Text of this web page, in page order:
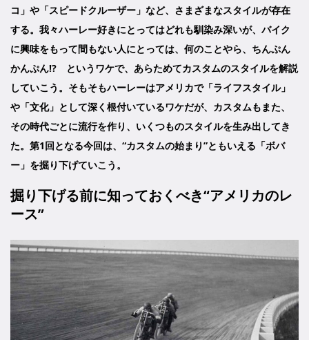
コ」や「スピードクルーザー」など、さまざまなスタイルが存在
する。我々ハーレー好きにとってはどれも馴染み深いが、バイク
に興味をもって間もない人にとっては、何のことやら、ちんぷん
かんぷん!? というワケで、あらためてカスタムのスタイルを解説
していこう。そもそもハーレーはアメリカで「ライフスタイル」
や「文化」として深く根付いているワケだが、カスタムもまた、
その時代ごとに流行を作り、いくつものスタイルを生み出してき
た。第1回となる今回は、“カスタムの始まり”ともいえる「ボバ
ー」を掘り下げていこう。
掘り下げる前に知っておくべき“アメリカのレ
ース”